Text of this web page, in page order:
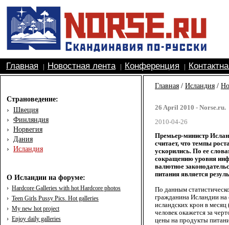
Главная Новостная лента| Конференция
Страноведение:
› Швеция
› Финляндия
› Норвегия
› Дания
› Исландия
О Исландии на форуме:
› Hardcore Galleries with hot Hardcore photos
› Teen Girls Pussy Pics. Hot galleries
› My new hot project
› Enjoy daily galleries
Главная / Исландия /
26 April 2010 - Norse.ru.
2010-04-26
Премьер-министр
считает, что темпы
ускорились. По ее
сокращению уровня
валютное
питания является
По данным
гражданина Исландии на
исландских крон в
человек окажется за
цены на продукты